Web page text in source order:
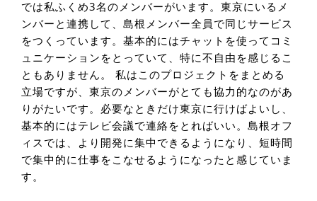
では私ふくめ3名のメンバーがいます。東京にいるメ
ンバーと連携して、島根メンバー全員で同じサービス
をつくっています。基本的にはチャットを使ってコミ
ュニケーションをとっていて、特に不自由を感じるこ
ともありません。 私はこのプロジェクトをまとめる
立場ですが、東京のメンバーがとても協力的なのがあ
りがたいです。必要なときだけ東京に行けばよいし、
基本的にはテレビ会議で連絡をとればいい。島根オフ
ィスでは、より開発に集中できるようになり、短時間
で集中的に仕事をこなせるようになったと感じていま
す。